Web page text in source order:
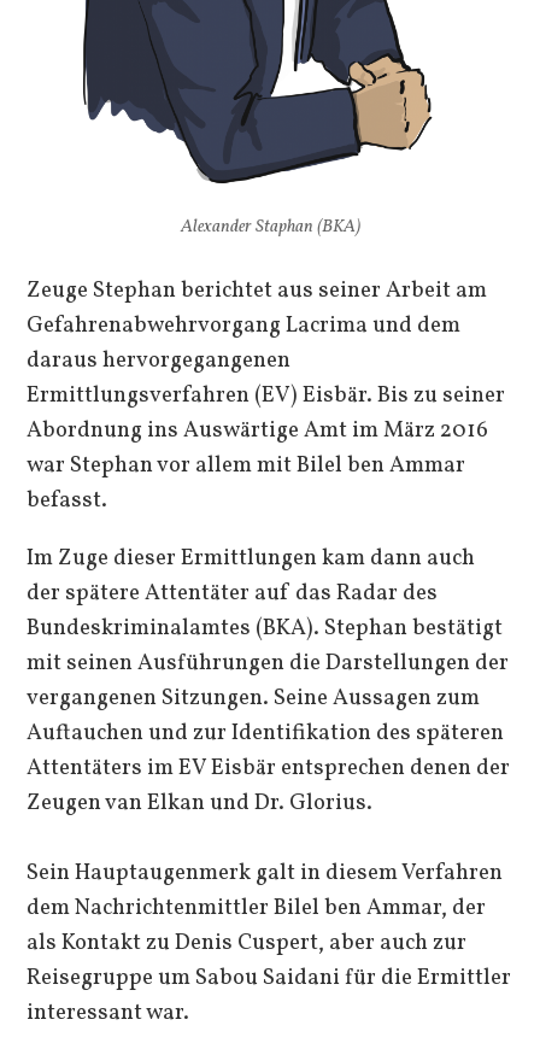
Alexander Staphan (BKA)
Zeuge Stephan berichtet aus seiner Arbeit am
Gefahrenabwehrvorgang Lacrima und dem
daraus hervorgegangenen
Ermittlungsverfahren (EV) Eisbär. Bis zu seiner
Abordnung ins Auswärtige Amt im März 2016
war Stephan vor allem mit Bilel ben Ammar
befasst.
Im Zuge dieser Ermittlungen kam dann auch
der spätere Attentäter auf das Radar des
Bundeskriminalamtes (BKA). Stephan bestätigt
mit seinen Ausführungen die Darstellungen der
vergangenen Sitzungen. Seine Aussagen zum
Auftauchen und zur Identifikation des späteren
Attentäters im EV Eisbär entsprechen denen der
Zeugen van Elkan und Dr. Glorius.
Sein Hauptaugenmerk galt in diesem Verfahren
dem Nachrichtenmittler Bilel ben Ammar, der
als Kontakt zu Denis Cuspert, aber auch zur
Reisegruppe um Sabou Saidani für die Ermittler
interessant war.